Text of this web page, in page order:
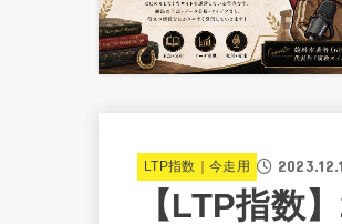
LTP指数｜今走用
【LTP指数